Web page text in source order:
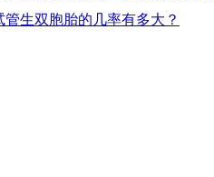
生双胞胎的几率有多大？